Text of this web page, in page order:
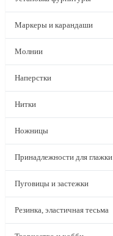
Маркеры и карандаши
Молнии
Наперстки
Нитки
Ножницы
Принадлежности для глажки
Пуговицы и застежки
Резинка, эластичная тесьма